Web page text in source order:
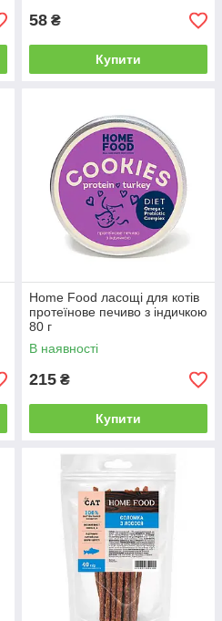
58 ₴
Купити
Home Food ласощі для котів
протеїнове печиво з індичкою
80 г
В наявності
215 ₴
Купити